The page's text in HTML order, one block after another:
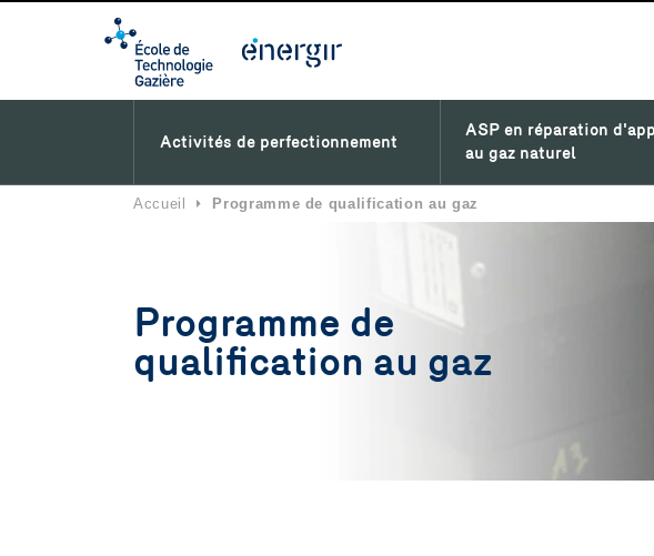
Activités de perfectionnement
ASP en réparation
au gaz naturel
Accueil ⏵ Programme de qualification au gaz
Programme de
qualification au gaz